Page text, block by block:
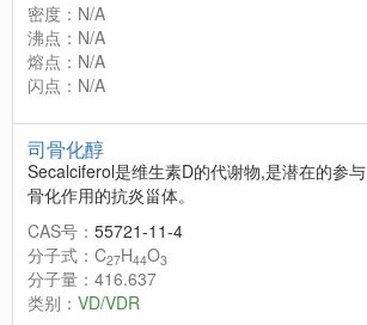
密度：N/A
沸点：N/A
熔点：N/A
闪点：N/A
司骨化醇
Secalciferol是维生素D的代谢物,是潜在的参与
骨化作用的抗炎甾体。
CAS号： 55721-11-4
分子式：C27H44O3
分子量：416.637
类别： VD/VDR